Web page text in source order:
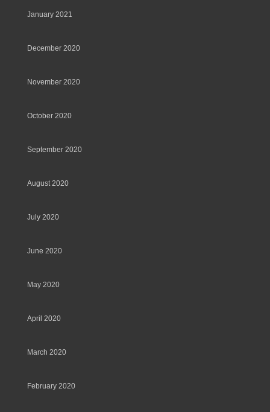
January 2021
December 2020
November 2020
October 2020
September 2020
August 2020
July 2020
June 2020
May 2020
April 2020
March 2020
February 2020